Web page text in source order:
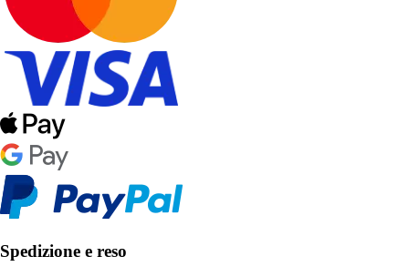
Spedizione e reso